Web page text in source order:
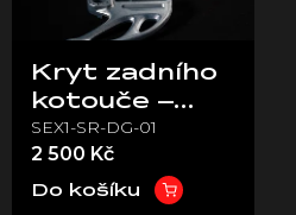
Kryt zadního
kotouče –
Stark Varg
EX
SEX1-SR-DG-01
2 500 Kč
Do košíku